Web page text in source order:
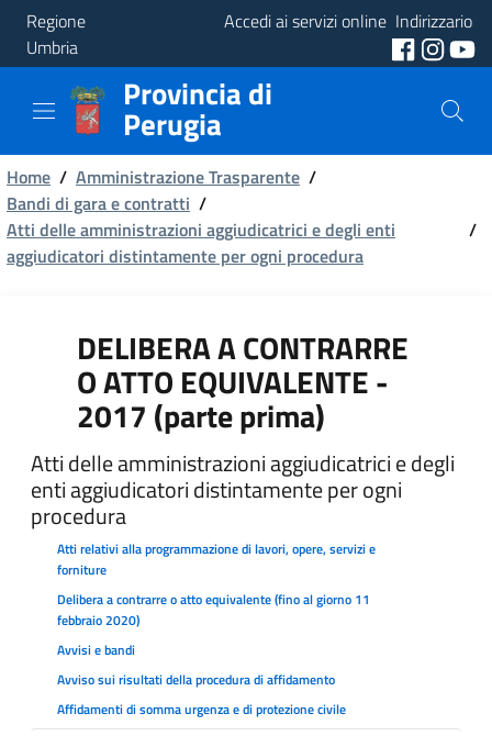
Regione
Umbria
Accedi ai servizi online Indirizzario
Provincia
Aree
Tematiche
Servizi
Provincia di
Perugia
Briciole
di
pane
Home / Amministrazione Trasparente /
Bandi di gara e contratti /
Atti delle amministrazioni aggiudicatrici e degli enti
aggiudicatori distintamente per ogni procedura
/
DELIBERA A CONTRARRE
O ATTO EQUIVALENTE -
2017 (parte prima)
Atti delle amministrazioni aggiudicatrici e degli
enti aggiudicatori distintamente per ogni
procedura
Atti relativi alla programmazione di lavori, opere, servizi e
forniture
Delibera a contrarre o atto equivalente (fino al giorno 11
febbraio 2020)
Avvisi e bandi
Avviso sui risultati della procedura di affidamento
Affidamenti di somma urgenza e di protezione civile